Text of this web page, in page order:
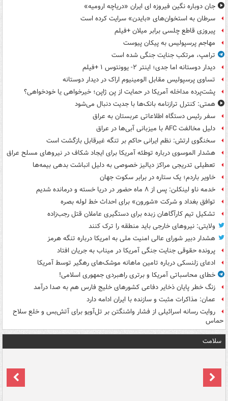
جان دوباره نگین فیروزه ای ایران «دریاچه ارومیه»
سرطان به استخوان‌های «بایدن» سرایت کرده است
پیروزی قاطع چلسی برابر میلان +فیلم
مهاجم پرسپولیس به پیکان پیوست
ترامپ، مرتکب جنایت جنگی شده است
دیدار دوستانه اما جدی؛ اینتر ۲- یوونتوس ۱ +فیلم
تساوی پرسپولیس مقابل الومینیوم اراک در دیدار دوستانه
پشت‌پرده مداخله آمریکا در حمایت از یِن ژاپن؛ خیرخواهی یا خودخواهی؟
همتی: کنترل ترازنامه بانک‌ها با جدیت دنبال می‌شود
سفر رئیس دستگاه اطلاعاتی عربستان به عراق
دلیل مخالفت AFC با میزبانی آبی‌ها در عراق
سخنگوی ارتش: نظم ایرانی حاکم بر تنگه غیرقابل بازگشت است
هشدار الموسوی درباره توطئه آمریکا برای ایجاد شکاف در نیروهای مسلح عراق
تعطیلی تدریجی مراکز دیالیز خصوصی به دلیل انباشت بدهی بیمه‌ها
خاویر باردم؛ یک ستاره در برابر سکوت جهان
خدمه ناو لینکلن: پس از ۸ ماه حضور در دریا خسته و درمانده‌ شدیم
توافق بغداد و شرکت «شورون» برای احداث خط لوله بصره
تشکیل تیم کارآگاهان زبده برای دستگیری عاملان قتل رجب‌زاده
ولایتی: نیروهای خارجی باید منطقه را ترک کنند
هشدار دبیر شورای عالی امنیت ملی به امریکا درباره تنگه هرمز
پرونده حقوقی جنایت جنگی آمریکا در میناب به جریان افتاد
ادعای زلنسکی درباره تامین ماهانه موشک‌های رهگیر توسط آمریکا
خطای محاسباتی آمریکا و برتری راهبردی جمهوری اسلامی!
زنگ خطر پایان ذخایر دفاعی کشورهای خلیج فارس هم به صدا درآمد
عمان: مذاکرات مثبت و سازنده با ایران ادامه دارد
روایت رسانه اسرائیلی از فشار واشنگتن بر تل‌آویو برای آتش‌بس و خلع سلاح
حماس
سلامت